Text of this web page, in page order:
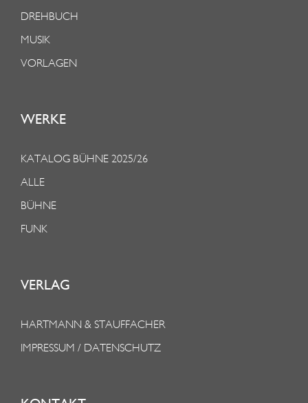
DREHBUCH
MUSIK
VORLAGEN
WERKE
KATALOG BÜHNE 2025/26
ALLE
BÜHNE
FUNK
VERLAG
HARTMANN & STAUFFACHER
IMPRESSUM / DATENSCHUTZ